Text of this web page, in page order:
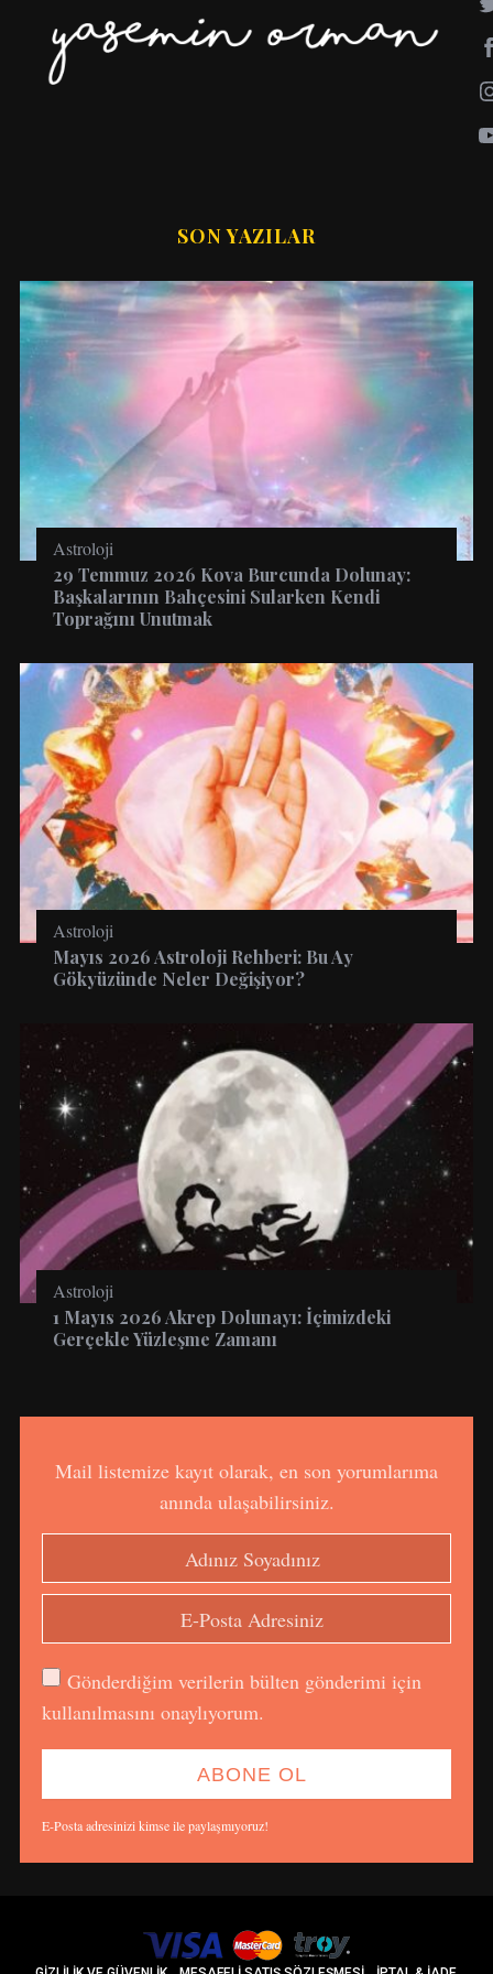
SON YAZILAR
Astroloji
29 Temmuz 2026 Kova Burcunda Dolunay:
Başkalarının Bahçesini Sularken Kendi
Toprağını Unutmak
Astroloji
Mayıs 2026 Astroloji Rehberi: Bu Ay
Gökyüzünde Neler Değişiyor?
Astroloji
1 Mayıs 2026 Akrep Dolunayı: İçimizdeki
Gerçekle Yüzleşme Zamanı
Mail listemize kayıt olarak, en son yorumlarıma
anında ulaşabilirsiniz.
Gönderdiğim verilerin bülten gönderimi için
kullanılmasını onaylıyorum.
E-Posta adresinizi kimse ile paylaşmıyoruz!